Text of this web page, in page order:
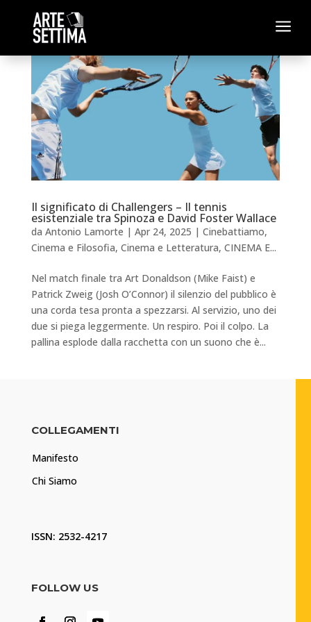
a
Il significato di Challengers – Il tennis
esistenziale tra Spinoza e David Foster Wallace
da Antonio Lamorte | Apr 24, 2025 | Cinebattiamo,
Cinema e Filosofia, Cinema e Letteratura, CINEMA E...
Nel match finale tra Art Donaldson (Mike Faist) e
Patrick Zweig (Josh O’Connor) il silenzio del pubblico è
una corda tesa pronta a spezzarsi. Al servizio, uno dei
due si piega leggermente. Un respiro. Poi il colpo. La
pallina esplode dalla racchetta con un suono che è...
COLLEGAMENTI
Manifesto
Chi Siamo
ISSN: 2532-4217
FOLLOW US